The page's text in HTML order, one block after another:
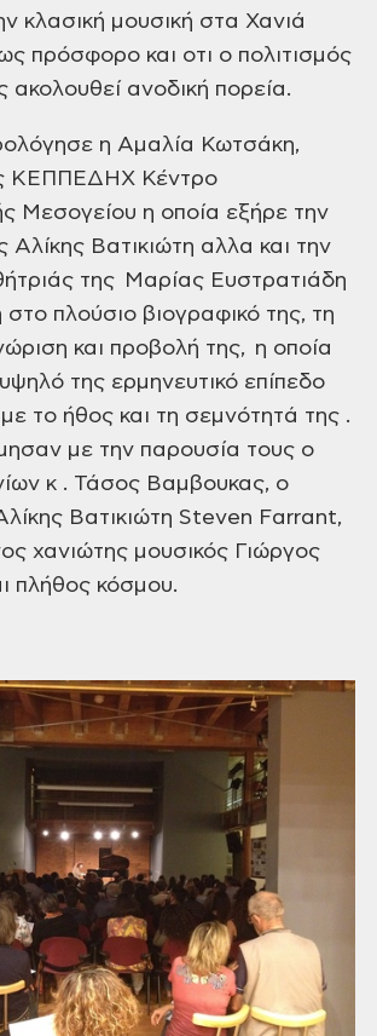
κλασική μουσική στα Χανιά
πρόσφορο και οτι ο πολιτισμός
ακολουθεί ανοδική πορεία.
η Αμαλία Κωτσάκη,
ΚΕΠΠΕΔΗΧ Κέντρο
Μεσογείου η οποία εξήρε την
Βατικιώτη αλλα και την
της Μαρίας Ευστρατιάδη
πλούσιο βιογραφικό της, τη
και προβολή της, η οποία
της ερμηνευτικό επίπεδο
το ήθος και τη σεμνότητά της .
με την παρουσία τους ο
κ . Τάσος Βαμβουκας, ο
Βατικιώτη Steven Farrant,
χανιώτης μουσικός Γιώργος
πλήθος κόσμου.